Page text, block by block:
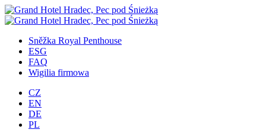
Przejdź
do
Sněžka Royal Penthouse
ESG
FAQ
Wigilia firmowa
CZ
EN
DE
PL